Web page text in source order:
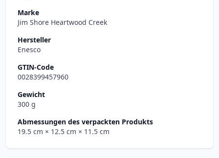
Marke
Jim Shore Heartwood Creek
Hersteller
Enesco
GTIN-Code
0028399457960
Gewicht
300 g
Abmessungen des verpackten Produkts
19.5 cm × 12.5 cm × 11.5 cm